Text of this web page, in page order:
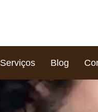
Serviços Blog